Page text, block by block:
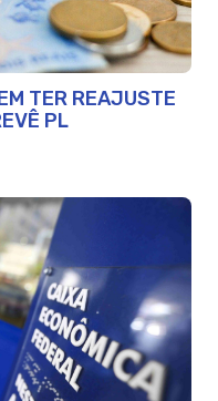
TER REAJUSTE
PL